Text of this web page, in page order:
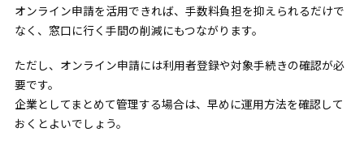
オンライン申請を活用できれば、手数料負担を抑えられるだけで
なく、窓口に行く手間の削減にもつながります。
ただし、オンライン申請には利用者登録や対象手続きの確認が必
要です。
企業としてまとめて管理する場合は、早めに運用方法を確認して
おくとよいでしょう。